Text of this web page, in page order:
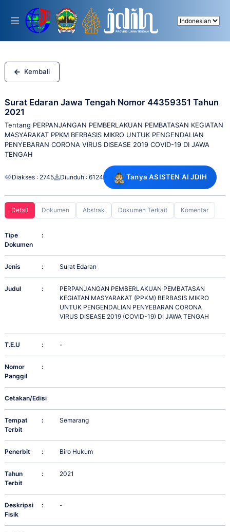
This
includes
accessibility
system.
Kembali
Surat Edaran Jawa Tengah Nomor 44359351 Tahun
2021
Tentang PERPANJANGAN PEMBERLAKUAN PEMBATASAN KEGIATAN
MASYARAKAT PPKM BERBASIS MIKRO UNTUK PENGENDALIAN
PENYEBARAN CORONA VIRUS DISEASE 2019 COVID-19 DI JAWA
TENGAH
Diakses : 2745 Diunduh : 6124 Tanya ASISTEN AI JDIH
Detail Dokumen Abstrak Dokumen Terkait Komentar
Tipe
Dokumen
:
Jenis : Surat Edaran
Judul :
PERPANJANGAN PEMBERLAKUAN PEMBATASAN
KEGIATAN MASYARAKAT (PPKM) BERBASIS MIKRO
UNTUK PENGENDALIAN PENYEBARAN CORONA
VIRUS DISEASE 2019 (COVID-19) DI JAWA TENGAH
T.E.U : -
Nomor
Panggil
:
Cetakan/Edisi
:
Tempat
Terbit
: Semarang
Penerbit : Biro Hukum
Tahun
Terbit
: 2021
Deskripsi
Fisik
: -